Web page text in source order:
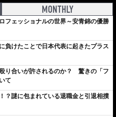
MONTHLY
フェッショナルの世界～安青錦の優勝
負けたことで日本代表に起きたプラス
り合いが許されるのか？ 驚きの「フ
て
？謎に包まれている退職金と引退相撲